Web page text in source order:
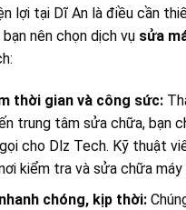
lợi tại Dĩ An là điều cần
nên chọn dịch vụ sửa
thời gian và công sức:
trung tâm sửa chữa, bạn
cho Dlz Tech. Kỹ thuật
kiểm tra và sửa chữa máy
chóng, kịp thời: